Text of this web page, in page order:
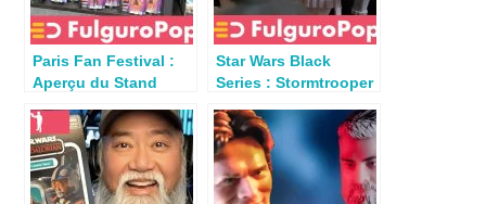
Paris Fan Festival :
Aperçu du Stand
Zing)
Star Wars Black
Series : Stormtrooper